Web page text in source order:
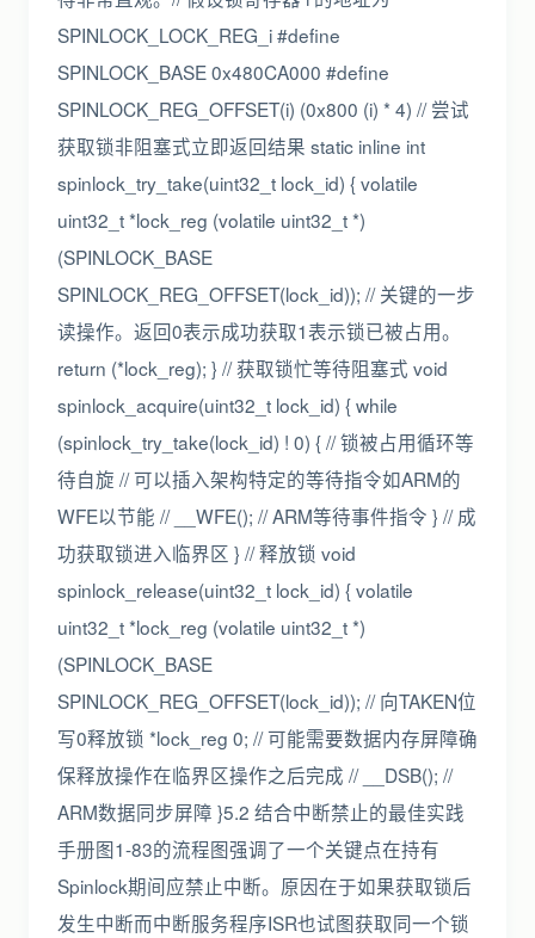
SPINLOCK_LOCK_REG_i #define
SPINLOCK_BASE 0x480CA000 #define
SPINLOCK_REG_OFFSET(i) (0x800 (i) * 4) // 尝试
获取锁非阻塞式立即返回结果 static inline int
spinlock_try_take(uint32_t lock_id) { volatile
uint32_t *lock_reg (volatile uint32_t *)
(SPINLOCK_BASE
SPINLOCK_REG_OFFSET(lock_id)); // 关键的一步
读操作。返回0表示成功获取1表示锁已被占用。
return (*lock_reg); } // 获取锁忙等待阻塞式 void
spinlock_acquire(uint32_t lock_id) { while
(spinlock_try_take(lock_id) ! 0) { // 锁被占用循环等
待自旋 // 可以插入架构特定的等待指令如ARM的
WFE以节能 // __WFE(); // ARM等待事件指令 } // 成
功获取锁进入临界区 } // 释放锁 void
spinlock_release(uint32_t lock_id) { volatile
uint32_t *lock_reg (volatile uint32_t *)
(SPINLOCK_BASE
SPINLOCK_REG_OFFSET(lock_id)); // 向TAKEN位
写0释放锁 *lock_reg 0; // 可能需要数据内存屏障确
保释放操作在临界区操作之后完成 // __DSB(); //
ARM数据同步屏障 }5.2 结合中断禁止的最佳实践
手册图1-83的流程图强调了一个关键点在持有
Spinlock期间应禁止中断。原因在于如果获取锁后
发生中断而中断服务程序ISR也试图获取同一个锁